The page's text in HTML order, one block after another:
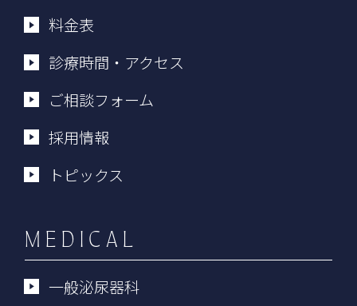
料金表
診療時間・アクセス
ご相談フォーム
採用情報
トピックス
MEDICAL
一般泌尿器科